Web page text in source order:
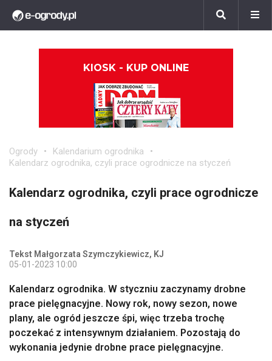
KIOSK - KUP ONLINE
Ogrody
Kalendarium ogrodnika
Kalendarz ogrodnika, czyli prace ogrodnicze na styczeń
Kalendarz ogrodnika, czyli prace ogrodnicze
na styczeń
Tekst Małgorzata Szymczykiewicz, KJ
05-01-2023 10:00
Kalendarz ogrodnika. W styczniu zaczynamy drobne
prace pielęgnacyjne. Nowy rok, nowy sezon, nowe
plany, ale ogród jeszcze śpi, więc trzeba trochę
poczekać z intensywnym działaniem. Pozostają do
wykonania jedynie drobne prace pielęgnacyjne.